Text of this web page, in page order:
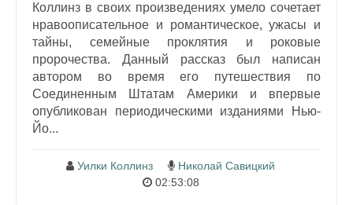
Коллинз в своих произведениях умело сочетает
нравоописательное и романтическое, ужасы и
тайны, семейные проклятия и роковые
пророчества. Данный рассказ был написан
автором во время его путешествия по
Соединенным Штатам Америки и впервые
опубликован периодическими изданиями Нью-
Йо...
Уилки Коллинз
Николай Савицкий
02:53:08